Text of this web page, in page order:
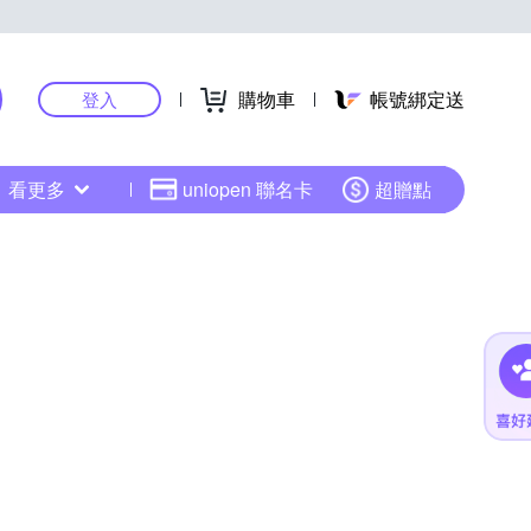
登入 購物車 帳號綁定送
看更多 uniopen 聯名卡 超贈點